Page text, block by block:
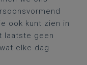
ook kunt zien in
laatste geen
elke dag